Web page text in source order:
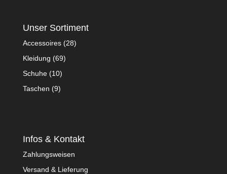
Unser Sortiment
Accessoires (28)
Kleidung (69)
Schuhe (10)
Taschen (9)
Infos & Kontakt
Zahlungsweisen
Versand & Lieferung